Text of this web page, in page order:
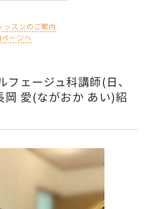
ッスンのご案内
ージへ
フェージュ科講師(日、
岡 愛(ながおか あい)紹